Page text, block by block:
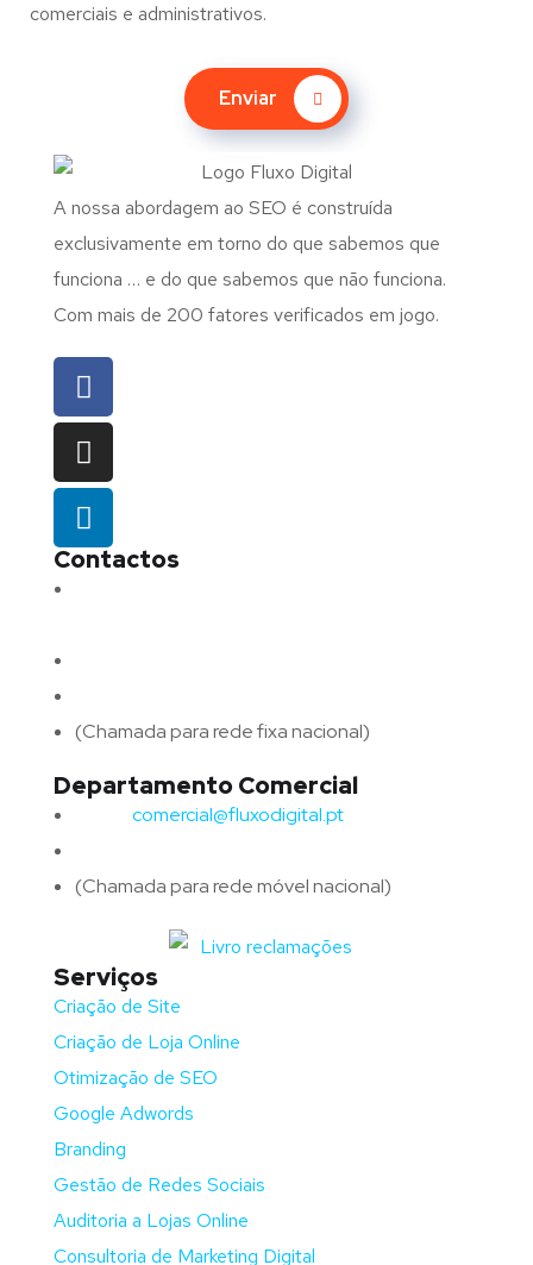
comerciais e administrativos.
Enviar
A nossa abordagem ao SEO é construída
exclusivamente em torno do que sabemos que
funciona … e do que sabemos que não funciona.
Com mais de 200 fatores verificados em jogo.
Contactos
(Chamada para rede fixa nacional)
Departamento Comercial
comercial@fluxodigital.pt
(Chamada para rede móvel nacional)
Serviços
Criação de Site
Criação de Loja Online
Otimização de SEO
Google Adwords
Branding
Gestão de Redes Sociais
Auditoria a Lojas Online
Consultoria de Marketing Digital